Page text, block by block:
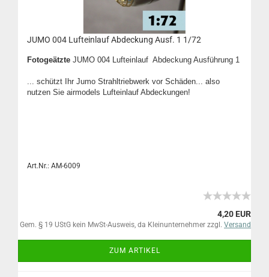
JUMO 004 Lufteinlauf Abdeckung Ausf. 1 1/72
Fotogeätzte JUMO 004 Lufteinlauf Abdeckung Ausführung 1
... schützt Ihr Jumo Strahltriebwerk vor Schäden... also
nutzen Sie airmodels Lufteinlauf Abdeckungen!
Art.Nr.: AM-6009
4,20 EUR
Gem. § 19 UStG kein MwSt-Ausweis, da Kleinunternehmer zzgl. Versand
ZUM ARTIKEL